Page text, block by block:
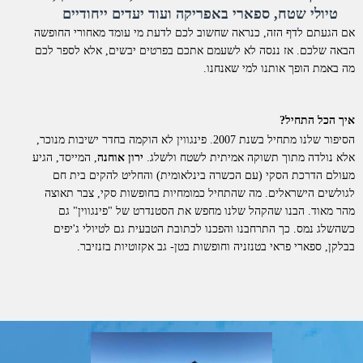
טיולי שטח, ספארי באפריקה ועוד יעדים ייחודיים
אם הגעתם לדף הזה, כנראה שחשוב לכם לדעת מי עומד מאחורי החופשה
הבאה שלכם. אז ננסה לא לשעמם אתכם בפרטים יבשים, אלא לספר לכם
מה באמת הופך אותנו למי שאנחנו.
איך הכל התחיל?
הסיפור שלנו מתחיל בשנת 2007. פינגווין לא הוקמה בחדר ישיבות מנוכר,
אלא נולדה מתוך תשוקה אמיתית לשטח ולשלג. ירון אוחנה , המייסד, הגיע
מעולם הדרכת הסקי (עם הכשרה בינלאומית) והחליט להקים בית חם
לגולשים הישראלים. מה שהתחיל כמומחיות בחופשות סקי, צבר תאוצה
מהר מאוד. הבנו שהקהל שלנו מחפש את הסטנדרט של "פינגווין" גם
כשהשלג נמס. כך התרחבנו והפכנו לכתובת הטבעית גם לטיולי ג'יפים
בבלקן, ספארי פראי בטנזניה וחופשות בטן- גב אקזוטיות בזנזיבר.
רשמית בארגון התעופה הבינלאומיIATA. כל החופשות שאנו מציעים
מוצעות ללקוחות בשיווק ישיר.
מה זה אומר מבחינתכם?